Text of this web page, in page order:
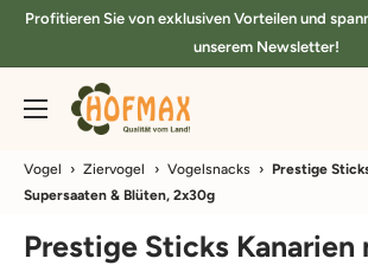
DirektProfitieren Sie von exklusiven Vorteilen und
unserem Newsletter!
hofmax.de
Vogel › Ziervogel › Vogelsnacks › Prestige
Supersaaten & Blüten, 2x30g
Prestige Sticks Kanarien